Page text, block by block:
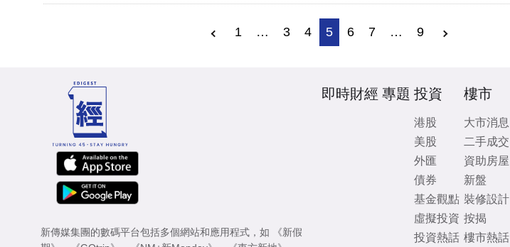
1 … 3 4 5 6 7 … 9
新傳媒集團的數碼平台包括多個網站和應用程式，如
《新假
即時財經 專題 投資
港股
美股
外匯
債券
基金觀點
虛擬投資
投資熱話
樓市
大市消息
二手成交
資助房屋
新盤
裝修設計
按揭
樓市熱話